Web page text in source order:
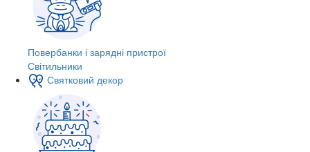
Повербанки і зарядні пристрої
Світильники
Святковий декор